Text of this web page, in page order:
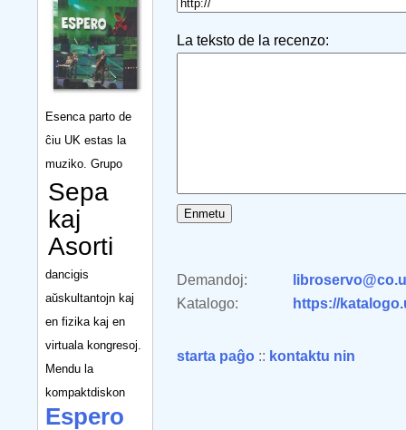
Esenca parto de
ĉiu UK estas la
muziko. Grupo
Sepa
kaj
Asorti
dancigis
aŭskultantojn kaj
en fizika kaj en
virtuala kongresoj.
Mendu la
kompaktdiskon
Espero
La teksto de la recenzo:
Demandoj:
Katalogo:
https://
starta paĝo :: kontaktu nin